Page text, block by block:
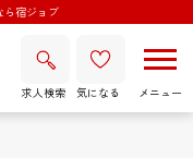
ら宿ジョブ
求人検索 気になる